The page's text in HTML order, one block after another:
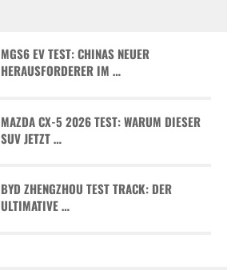
MGS6 EV TEST: CHINAS NEUER
HERAUSFORDERER IM …
MAZDA CX-5 2026 TEST: WARUM DIESER
SUV JETZT …
BYD ZHENGZHOU TEST TRACK: DER
ULTIMATIVE …